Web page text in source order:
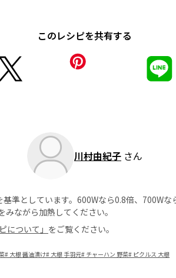
このレシピを共有する
川村由紀子 さん
準としています。600Wなら0.8倍、700W
ながら加熱してください。
について」 をご覧ください。
# 大根 醤油漬け# 大根 手羽元# チャーハン 野菜# ピクルス 大根